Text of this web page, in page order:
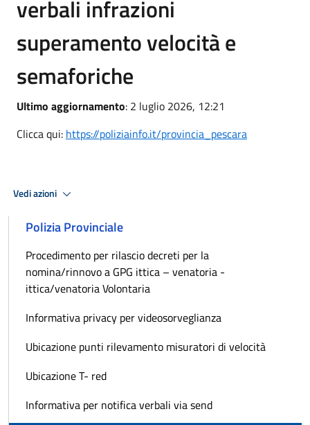
verbali infrazioni
superamento velocità e
semaforiche
Ultimo aggiornamento: 2 luglio 2026, 12:21
Clicca qui: https://poliziainfo.it/provincia_pescara
Vedi azioni
Polizia Provinciale
Procedimento per rilascio decreti per la
nomina/rinnovo a GPG ittica – venatoria -
ittica/venatoria Volontaria
Informativa privacy per videosorveglianza
Ubicazione punti rilevamento misuratori di velocità
Ubicazione T- red
Informativa per notifica verbali via send